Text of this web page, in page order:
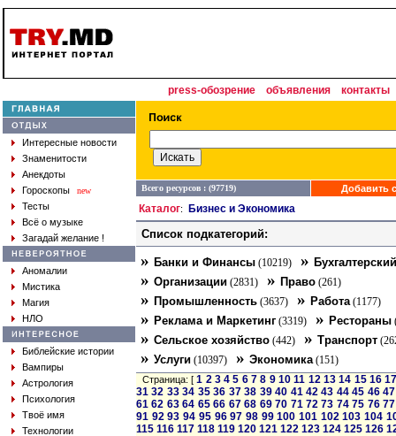
press-обозрение объявления контакты
Интересные новости
Знаменитости
Анекдоты
Гороскопы
new
Тесты
Всё о музыке
Загадай желание !
Аномалии
Мистика
Магия
НЛО
Библейские истории
Вампиры
Астрология
Психология
Твоё имя
Технологии
Всего ресурсов : (97719) Добавить
Каталог: Бизнес и Экономика
Список подкатегорий:
» Банки и Финансы (10219) »
» Организации (2831) » Право (261)
» Промышленность (3637) » Работа(1177)
» Реклама и Маркетинг (3319) » Рестораны
» Сельское хозяйство (442) » Транспорт
» Услуги (10397) » Экономика(151)
Страница: [1 2 3 4 5 6 7 8 9 10 11 12 13 14 15 16
31 32 33 34 35 36 37 38 39 40 41 42 43 44 45 46 47
61 62 63 64 65 66 67 68 69 70 71 72 73 74 75 76 77
91 92 93 94 95 96 97 98 99 100 101 102 103 104
115 116 117 118 119 120 121 122 123 124 125 126